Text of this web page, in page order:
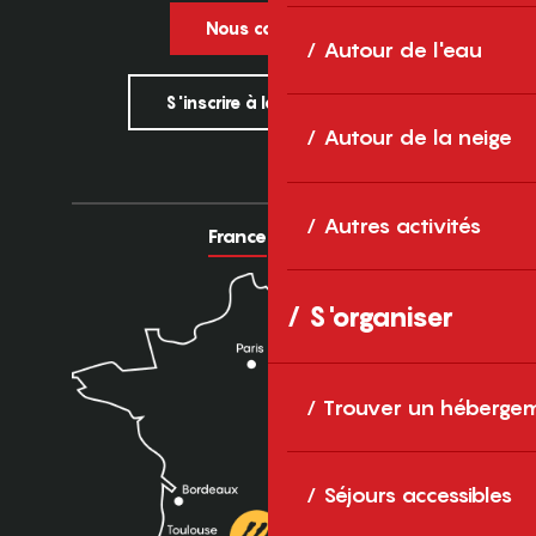
Autour de l'eau
Autour de la neige
Autres activités
S'organiser
Trouver un
Séjours accessibles
Nous contacter
S'inscrire à la newsletter
France Europe